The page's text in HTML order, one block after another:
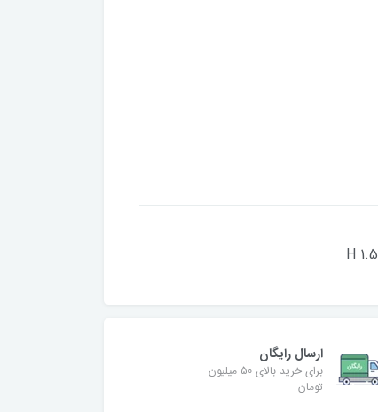
ارسال رایگان
برای خرید بالای 50 میلیون
تومان